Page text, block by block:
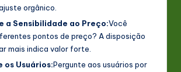
orgânico.
a Sensibilidade ao Preço:Você
pontos de preço? A disposição
mais indica valor forte.
os Usuários:Pergunte aos usuários por